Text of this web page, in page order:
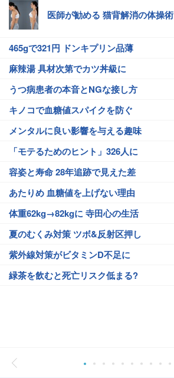
医師が勧める 猫背解消の体操術
465gで321円 ドンキプリン品薄
麻辣湯 具材次第でカツ丼級に
うつ病患者の本音とNGな接し方
キノコで血糖値スパイクを防ぐ
メンタルに良い影響を与える趣味
「モテるためのヒント」326人に
容姿と寿命 28年追跡で見えた差
あたりめ 血糖値を上げない理由
体重62kg→82kgに 寺田心の生活
夏のむくみ対策 ツボ&反射区押し
紫外線対策がビタミンD不足に
緑茶を飲むと死亡リスク低まる?